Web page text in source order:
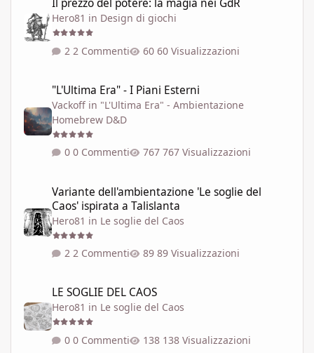
Il prezzo del potere: la magia nei GdR
Hero81 in Design di giochi
2 Commenti 60 Visualizzazioni
"L'Ultima Era" - I Piani Esterni
Vackoff in "L'Ultima Era" - Ambientazione
Homebrew D&D
0 Commenti 767 Visualizzazioni
Variante dell'ambientazione 'Le soglie del
Caos' ispirata a Talislanta
Hero81 in Le soglie del Caos
2 Commenti 89 Visualizzazioni
LE SOGLIE DEL CAOS
Hero81 in Le soglie del Caos
0 Commenti 138 Visualizzazioni